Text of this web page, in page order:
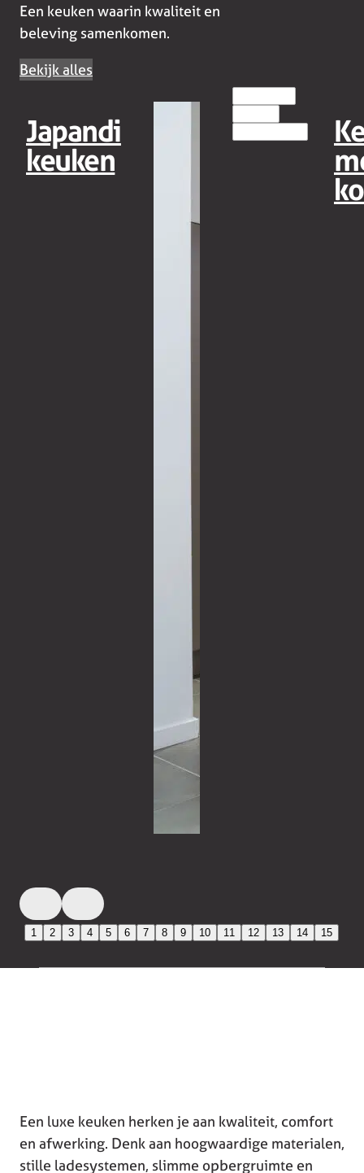
Een keuken waarin kwaliteit en
beleving samenkomen.
Bekijk alles
Japandi
keuken
1 2 3 4 5 6 7 8 9 10 11 12 13 14 15
Een luxe keuken herken je aan kwaliteit, comfort
en afwerking. Denk aan hoogwaardige materialen,
stille ladesystemen, slimme opbergruimte en